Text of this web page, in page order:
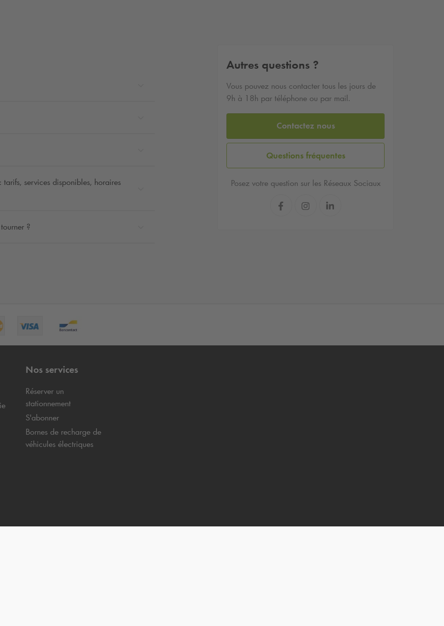
services disponibles, horaires
?
Autres questions ?
Vous pouvez nous contacter tous les jours de
9h à 18h par téléphone ou par mail.
Contactez nous
Questions fréquentes
Posez votre question sur les Réseaux Sociaux
Nos services
Réserver un
stationnement
S'abonner
Bornes de recharge de
véhicules électriques